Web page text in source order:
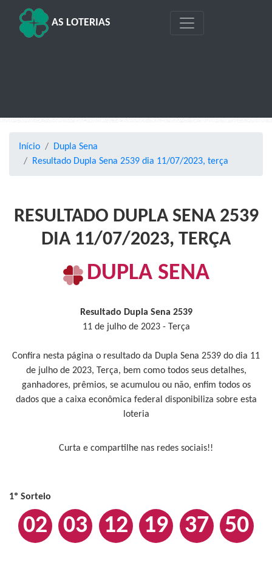
AS LOTERIAS
Início
Dupla Sena
Resultado Dupla Sena 2539 dia 11/07/2023, terça
RESULTADO DUPLA SENA 2539
DIA 11/07/2023, TERÇA
DUPLA SENA
Resultado Dupla Sena 2539
11 de julho de 2023 - Terça
Confira nesta página o resultado da Dupla Sena 2539 do dia 11
de julho de 2023, Terça, bem como todos seus detalhes,
ganhadores, prêmios, se acumulou ou não, enfim todos os
dados que a caixa econômica federal disponibiliza sobre esta
loteria
Curta e compartilhe nas redes sociais!!
1º Sorteio
02 03 12 19 37 50